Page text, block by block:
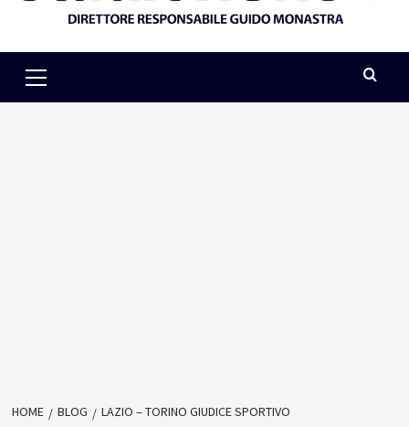
Menu
HOME BLOG LAZIO – TORINO GIUDICE SPORTIVO